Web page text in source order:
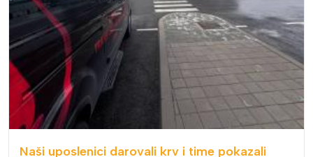
Naši uposlenici darovali krv i time pokazali